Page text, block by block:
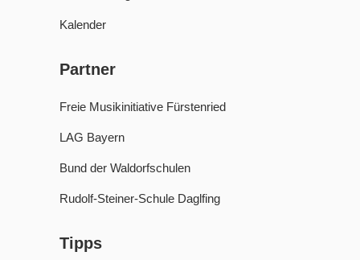
Kalender
Partner
Freie Musikinitiative Fürstenried
LAG Bayern
Bund der Waldorfschulen
Rudolf-Steiner-Schule Daglfing
Tipps